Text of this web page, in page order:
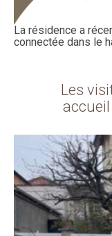
La résidence a
connectée dans le
Les